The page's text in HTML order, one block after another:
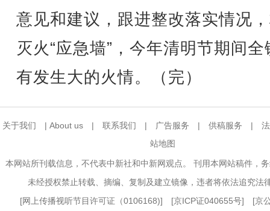
意见和建议，跟进整改落实情况
灭火“应急墙”，今年清明节期间全
有发生大的火情。（完）
关于我们 | About us | 联系我们 | 广告服务 | 供稿服务 |
站地图
本网站所刊载信息，不代表中新社和中新网观点。 刊用本网站稿件，
未经授权禁止转载、摘编、复制及建立镜像，违者将依法追究法
[网上传播视听节目许可证（0106168)] [京ICP证040655号] [京